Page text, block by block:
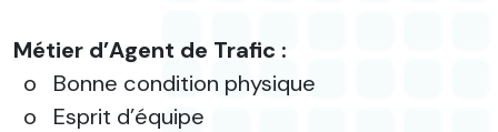
Métier d’Agent de Trafic :
o
Bonne condition physique
o
Esprit d’équipe